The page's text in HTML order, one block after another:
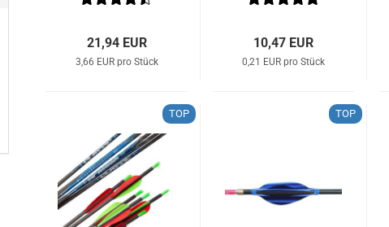
21,94 EUR
3,66 EUR pro Stück
10,47 EUR
0,21 EUR pro Stück
TOP TOP